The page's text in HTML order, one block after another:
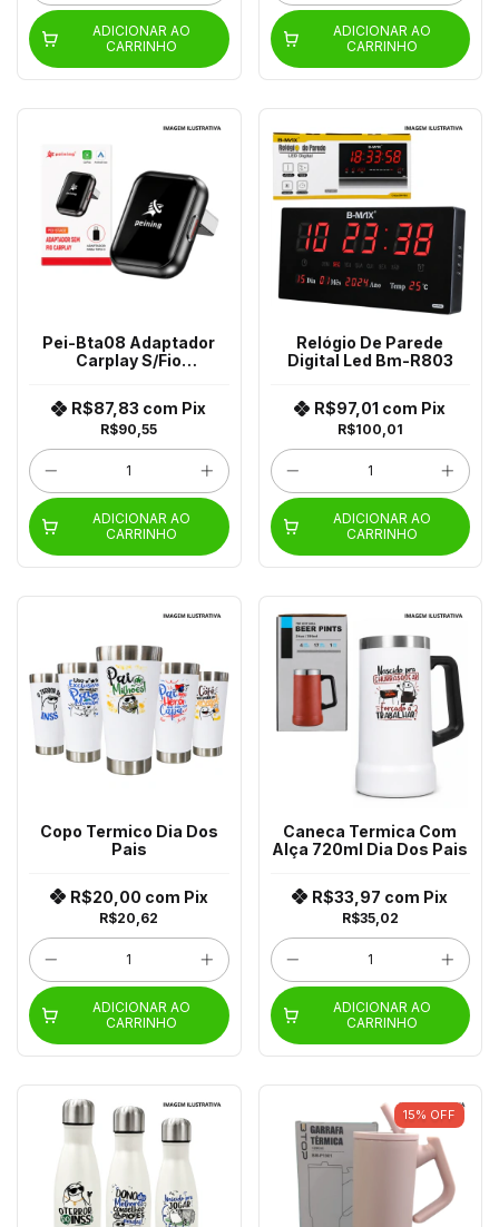
ADICIONAR AO
CARRINHO
ADICIONAR AO
CARRINHO
Pei-Bta08 Adaptador
Carplay S/Fio
R$90,55
R$87,83 com Pix
ADICIONAR AO
CARRINHO
Relógio De Parede
Digital Led Bm-R803
R$100,01
R$97,01 com Pix
ADICIONAR AO
CARRINHO
Copo Termico Dia Dos
Pais
R$20,62
R$20,00 com Pix
ADICIONAR AO
CARRINHO
Caneca Termica Com
Alça 720ml Dia Dos Pais
R$35,02
R$33,97 com Pix
ADICIONAR AO
CARRINHO
15% OFF